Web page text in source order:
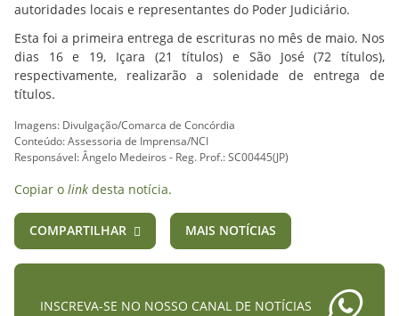
autoridades locais e representantes do Poder Judiciário.
Esta foi a primeira entrega de escrituras no mês de maio. Nos
dias 16 e 19, Içara (21 títulos) e São José (72 títulos),
respectivamente, realizarão a solenidade de entrega de
títulos.
Imagens: Divulgação/Comarca de Concórdia
Conteúdo: Assessoria de Imprensa/NCI
Responsável: Ângelo Medeiros - Reg. Prof.: SC00445(JP)
Copiar o link desta notícia.
COMPARTILHAR MAIS NOTÍCIAS
INSCREVA-SE NO NOSSO CANAL DE NOTÍCIAS